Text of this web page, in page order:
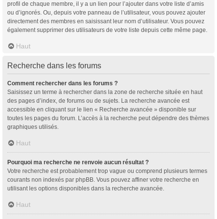
profil de chaque membre, il y a un lien pour l’ajouter dans votre liste d’amis
ou d’ignorés. Ou, depuis votre panneau de l’utilisateur, vous pouvez ajouter
directement des membres en saisissant leur nom d’utilisateur. Vous pouvez
également supprimer des utilisateurs de votre liste depuis cette même page.
Haut
Recherche dans les forums
Comment rechercher dans les forums ?
Saisissez un terme à rechercher dans la zone de recherche située en haut
des pages d’index, de forums ou de sujets. La recherche avancée est
accessible en cliquant sur le lien « Recherche avancée » disponible sur
toutes les pages du forum. L’accès à la recherche peut dépendre des thèmes
graphiques utilisés.
Haut
Pourquoi ma recherche ne renvoie aucun résultat ?
Votre recherche est probablement trop vague ou comprend plusieurs termes
courants non indexés par phpBB. Vous pouvez affiner votre recherche en
utilisant les options disponibles dans la recherche avancée.
Haut